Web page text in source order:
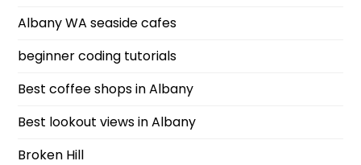
Albany WA seaside cafes
beginner coding tutorials
Best coffee shops in Albany
Best lookout views in Albany
Broken Hill